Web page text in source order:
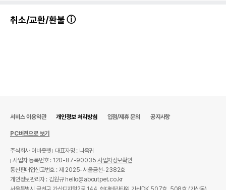
취소/교환/환불
서비스 이용약관 개인정보 처리방침 입점/제휴 문의 공지사항
PC버전으로 보기
주식회사 어바웃펫
대표자명 : 나옥귀
사업자 등록번호 : 120-87-90035사업자정보확인
통신판매업신고번호 : 제 2025-서울금천-2382호
개인정보관리자 : 김원규 hello@aboutpet.co.kr